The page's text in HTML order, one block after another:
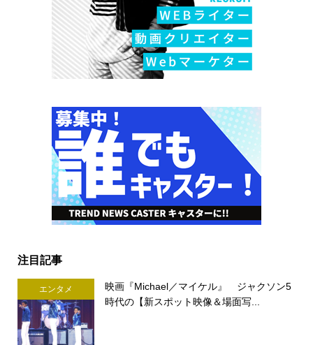
注目記事
エンタメ
映画『Michael／マイケル』 ジャクソン5
時代の【新スポット映像＆場面写...